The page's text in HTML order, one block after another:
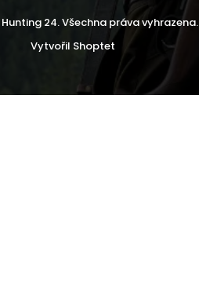
Vytvořil Shoptet
Hunting 24. Všechna práva vyhrazena.